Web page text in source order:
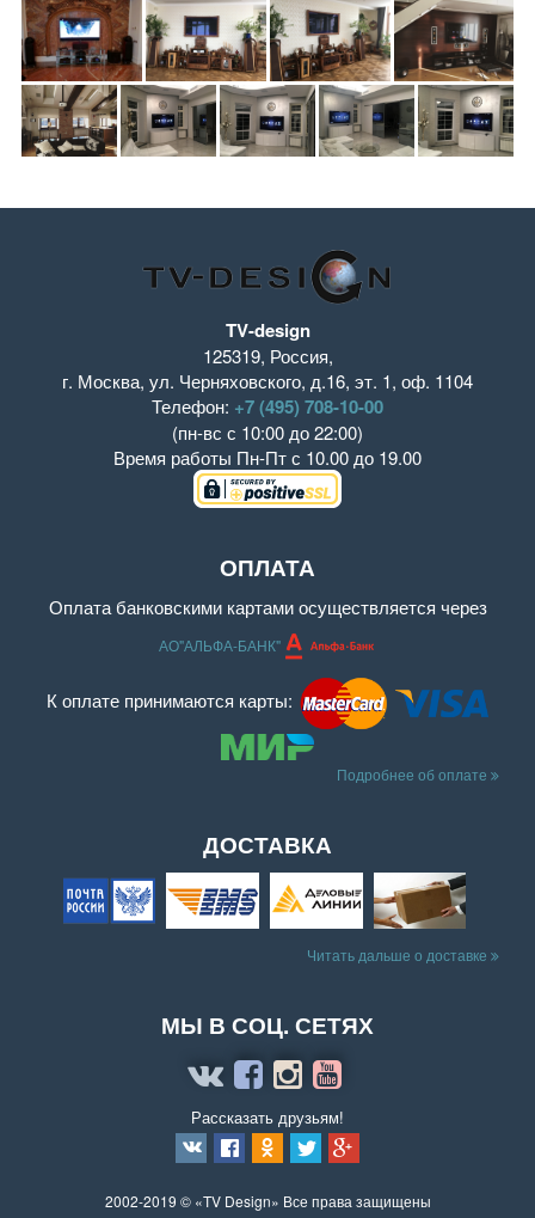
TV-design
125319, Россия,
г. Москва, ул. Черняховского, д.16, эт. 1, оф. 1104
Телефон: +7 (495) 708-10-00
(пн-вс с 10:00 до 22:00)
Время работы Пн-Пт с 10.00 до 19.00
ОПЛАТА
Оплата банковскими картами осуществляется через
АО"АЛЬФА-БАНК"
К оплате принимаются карты:
Подробнее об оплате
ДОСТАВКА
Читать дальше о доставке
МЫ В СОЦ. СЕТЯХ
Рассказать друзьям!
2002-2019 © «TV Design» Все права защищены